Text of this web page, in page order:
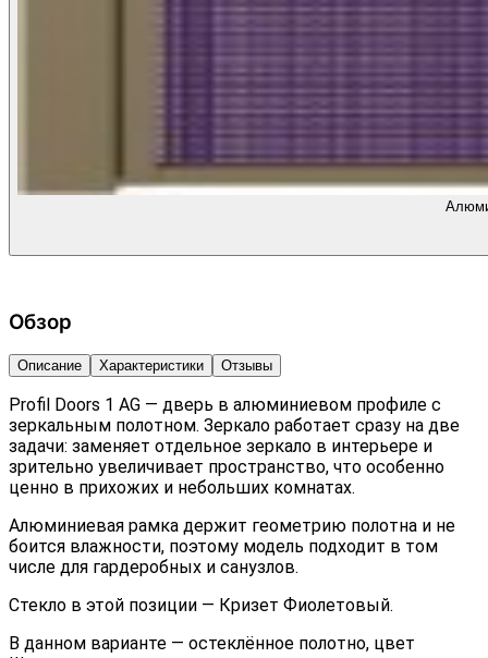
Обзор
Описание Характеристики Отзывы
Profil Doors 1 AG — дверь в алюминиевом профиле с
зеркальным полотном. Зеркало работает сразу на две
задачи: заменяет отдельное зеркало в интерьере и
зрительно увеличивает пространство, что особенно
ценно в прихожих и небольших комнатах.
Алюминиевая рамка держит геометрию полотна и не
боится влажности, поэтому модель подходит в том
числе для гардеробных и санузлов.
Стекло в этой позиции — Кризет Фиолетовый.
В данном варианте — остеклённое полотно, цвет